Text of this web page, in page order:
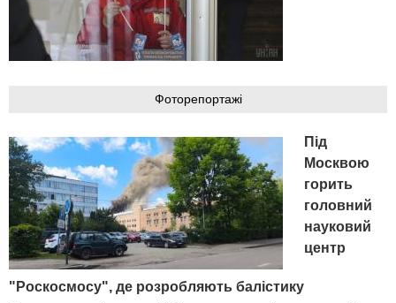
Фоторепортажі
Під
Москвою
горить
головний
науковий
центр
"Роскосмосу", де розробляють балістику